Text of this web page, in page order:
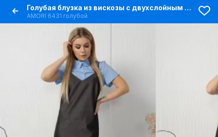
Голубая блузка из вискозы с двухслойным воротником
AMORI 6431 голубой